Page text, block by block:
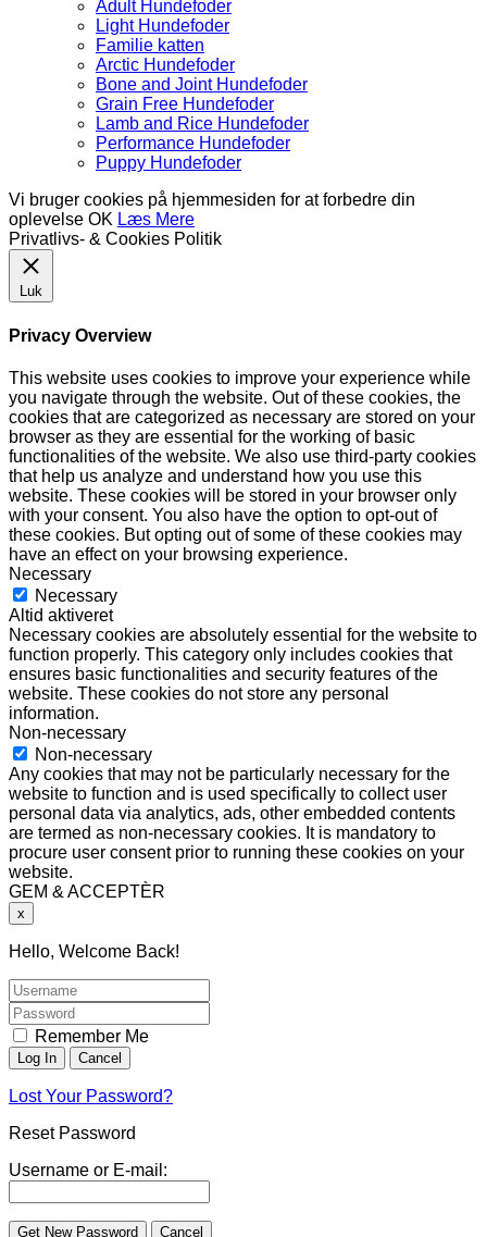
Adult Hundefoder
Light Hundefoder
Familie katten
Arctic Hundefoder
Bone and Joint Hundefoder
Grain Free Hundefoder
Lamb and Rice Hundefoder
Performance Hundefoder
Puppy Hundefoder
Vi bruger cookies på hjemmesiden for at forbedre din
oplevelse OK Læs Mere
Privatlivs- & Cookies Politik
Luk
Privacy Overview
This website uses cookies to improve your experience while
you navigate through the website. Out of these cookies, the
cookies that are categorized as necessary are stored on your
browser as they are essential for the working of basic
functionalities of the website. We also use third-party cookies
that help us analyze and understand how you use this
website. These cookies will be stored in your browser only
with your consent. You also have the option to opt-out of
these cookies. But opting out of some of these cookies may
have an effect on your browsing experience.
Necessary
Necessary
Altid aktiveret
Necessary cookies are absolutely essential for the website to
function properly. This category only includes cookies that
ensures basic functionalities and security features of the
website. These cookies do not store any personal
information.
Non-necessary
Non-necessary
Any cookies that may not be particularly necessary for the
website to function and is used specifically to collect user
personal data via analytics, ads, other embedded contents
are termed as non-necessary cookies. It is mandatory to
procure user consent prior to running these cookies on your
website.
GEM & ACCEPTÈR
x
Hello, Welcome Back!
Remember Me
Lost Your Password?
Reset Password
Username or E-mail: